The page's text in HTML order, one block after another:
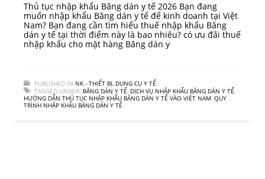
Thủ tục nhập khẩu Băng dán y tế 2026 Bạn đang
muốn nhập khẩu Băng dán y tế để kinh doanh tại Việt
Nam? Bạn đang cần tìm hiểu thuế nhập khẩu Băng
dán y tế tại thời điểm này là bao nhiêu? có ưu đãi thuế
nhập khẩu cho mặt hàng Băng dán y
PUBLISHED IN NK - THIẾT BỊ, DỤNG CỤ Y TẾ
TAGGED UNDER: BĂNG DÁN Y TẾ, DỊCH VỤ NHẬP KHẨU BĂNG DÁN Y TẾ,
HƯỚNG DẪN THỦ TỤC NHẬP KHẨU BĂNG DÁN Y TẾ VÀO VIỆT NAM, QUY
TRÌNH NHẬP KHẨU BĂNG DÁN Y TẾ